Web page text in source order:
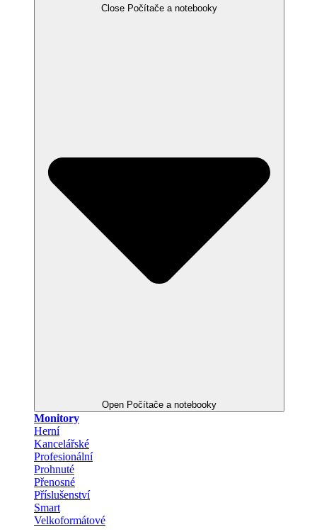
Close Počítače a notebooky
Open Počítače a notebooky
Monitory
Herní
Kancelářské
Profesionální
Prohnuté
Přenosné
Příslušenství
Smart
Velkoformátové